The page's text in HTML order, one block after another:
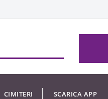
CIMITERI SCARICA APP